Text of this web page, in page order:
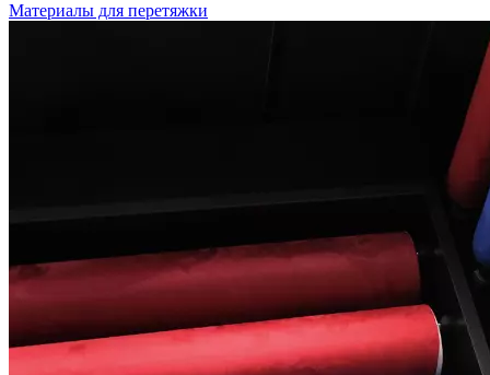
Материалы для перетяжки